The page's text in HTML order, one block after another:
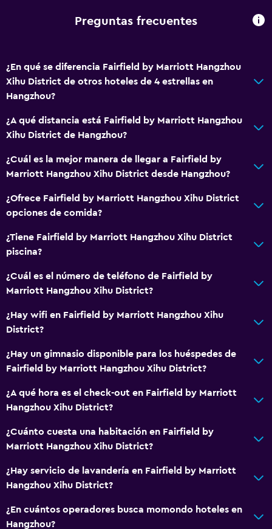
Preguntas frecuentes
¿En qué se diferencia Fairfield by Marriott Hangzhou
Xihu District de otros hoteles de 4 estrellas en
Hangzhou?
¿A qué distancia está Fairfield by Marriott Hangzhou
Xihu District de Hangzhou?
¿Cuál es la mejor manera de llegar a Fairfield by
Marriott Hangzhou Xihu District desde Hangzhou?
¿Ofrece Fairfield by Marriott Hangzhou Xihu District
opciones de comida?
¿Tiene Fairfield by Marriott Hangzhou Xihu District
piscina?
¿Cuál es el número de teléfono de Fairfield by
Marriott Hangzhou Xihu District?
¿Hay wifi en Fairfield by Marriott Hangzhou Xihu
District?
¿Hay un gimnasio disponible para los huéspedes de
Fairfield by Marriott Hangzhou Xihu District?
¿A qué hora es el check-out en Fairfield by Marriott
Hangzhou Xihu District?
¿Cuánto cuesta una habitación en Fairfield by
Marriott Hangzhou Xihu District?
¿Hay servicio de lavandería en Fairfield by Marriott
Hangzhou Xihu District?
¿En cuántos operadores busca momondo hoteles en
Hangzhou?